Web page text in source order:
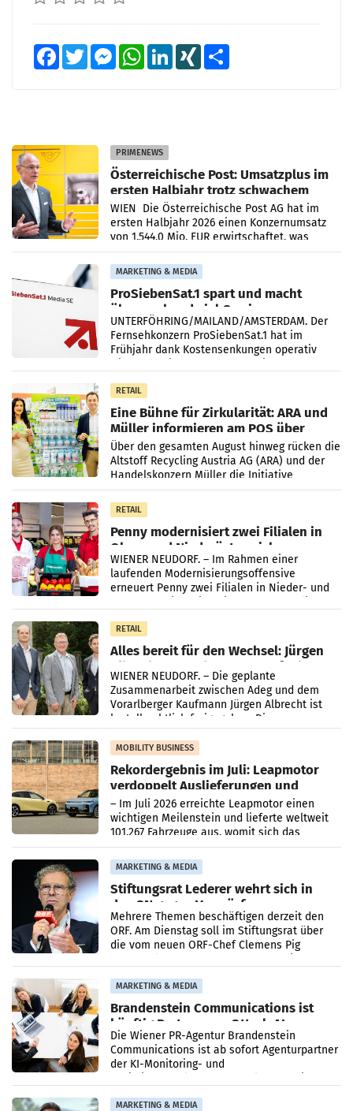
FacebookTwitter MessengerWhatsAppLinkedInXING
PRIMENEWS
Österreichische Post: Umsatzplus im
ersten Halbjahr trotz schwachem
Briefgeschäft
WIEN Die Österreichische Post AG hat im
ersten Halbjahr 2026 einen Konzernumsatz
von 1.544,0 Mio. EUR erwirtschaftet, was
einem Plus von 3,8 Prozent gegenüber dem
Vergleichszeitraum
MARKETING & MEDIA
ProSiebenSat.1 spart und macht
überraschend viel Gewinn
UNTERFÖHRING/MAILAND/AMSTERDAM. Der
Fernsehkonzern ProSiebenSat.1 hat im
Frühjahr dank Kostensenkungen operativ
RETAIL
Eine Bühne für Zirkularität: ARA und
Müller informieren am POS über
Kreislauffähigkeit
Über den gesamten August hinweg rücken die
Altstoff Recycling Austria AG (ARA) und der
Handelskonzern Müller die Initiative
„Kreislauf-Helden“ in allen österreichischen
Müller-Filialen
RETAIL
Penny modernisiert zwei Filialen in
Ober- und Niederösterreich
WIENER NEUDORF. – Im Rahmen einer
laufenden Modernisierungsoffensive
erneuert Penny zwei Filialen in Nieder- und
RETAIL
Alles bereit für den Wechsel: Jürgen
Albrecht setzt ab 1.1.2027 auf Adeg
WIENER NEUDORF. – Die geplante
Zusammenarbeit zwischen Adeg und dem
Vorarlberger Kaufmann Jürgen Albrecht ist
kartellrechtlich freigegeben: Die
Bundeswettbewerbsbehörde und der
Bundeskartellanwalt
MOBILITY BUSINESS
Rekordergebnis im Juli: Leapmotor
verdoppelt Auslieferungen und
überschreitet die 100.000er-Marke
– Im Juli 2026 erreichte Leapmotor einen
wichtigen Meilenstein und lieferte weltweit
101.267 Fahrzeuge aus, womit sich das
Ergebnis gegenüber Juli 2025 mehr als
verdoppelte (+102
MARKETING & MEDIA
Stiftungsrat Lederer wehrt sich in
den SN gegen Vorwürfe
Mehrere Themen beschäftigen derzeit den
ORF. Am Dienstag soll im Stiftungsrat über
die vom neuen ORF-Chef Clemens Pig
MARKETING & MEDIA
Brandenstein Communications ist
künftig Partner von OtterlyAI
Die Wiener PR-Agentur Brandenstein
Communications ist ab sofort Agenturpartner
der KI-Monitoring- und
MARKETING & MEDIA